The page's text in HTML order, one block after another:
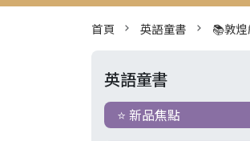
首頁 英語童書 📚敦
英語童書
⭐ 新品焦點